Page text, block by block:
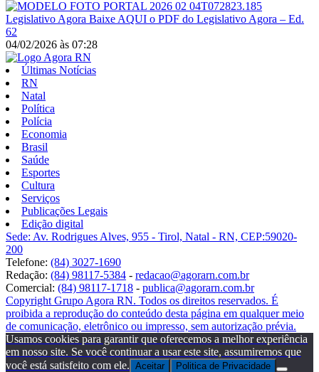
Legislativo Agora Baixe AQUI o PDF do Legislativo Agora – Ed.
62
04/02/2026 às 07:28
Últimas Notícias
RN
Natal
Política
Polícia
Economia
Brasil
Saúde
Esportes
Cultura
Serviços
Publicações Legais
Edição digital
Sede: Av. Rodrigues Alves, 955 - Tirol, Natal - RN, CEP:59020-
200
Telefone: (84) 3027-1690
Redação: (84) 98117-5384 - redacao@agorarn.com.br
Comercial: (84) 98117-1718 - publica@agorarn.com.br
Copyright Grupo Agora RN. Todos os direitos reservados. É
proibida a reprodução do conteúdo desta página em qualquer meio
de comunicação, eletrônico ou impresso, sem autorização prévia.
Usamos cookies para garantir que oferecemos a melhor experiência
em nosso site. Se você continuar a usar este site, assumiremos que
você está satisfeito com ele. Aceitar Politica de Privacidade